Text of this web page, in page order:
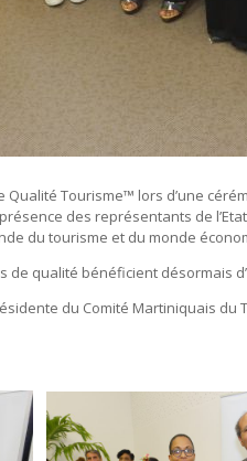
Tourisme™ lors d’une
des représentants de
du tourisme et du monde
qualité bénéficient désormais
du Comité Martiniquais du